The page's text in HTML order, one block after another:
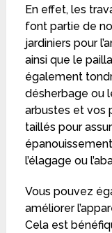
En effet, les
font partie de
jardiniers pour
ainsi que le
également
désherbage ou
arbustes et vos
taillés pour
l’élagage ou
Vous pouvez
améliorer
Cela est